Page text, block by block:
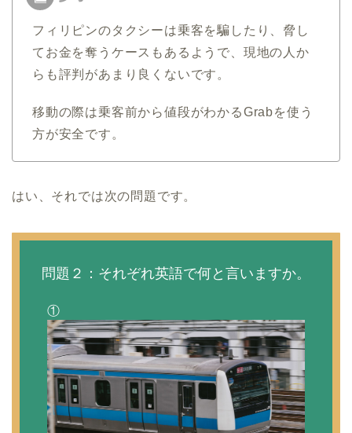
フィリピンのタクシーは乗客を騙したり、脅し
てお金を奪うケースもあるようで、現地の人か
らも評判があまり良くないです。
移動の際は乗客前から値段がわかるGrabを使う
方が安全です。
はい、それでは次の問題です。
問題２：それぞれ英語で何と言いますか。
①